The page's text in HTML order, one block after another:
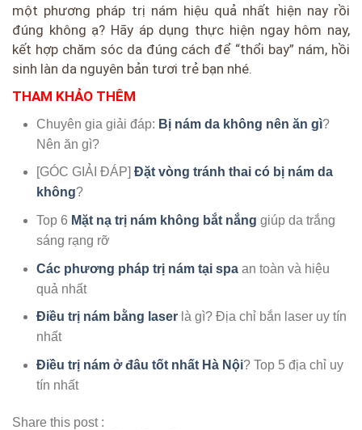
một phương pháp trị nám hiệu quả nhất hiện nay rồi
đúng không ạ? Hãy áp dụng thực hiện ngay hôm nay,
kết hợp chăm sóc da đúng cách để “thổi bay” nám, hồi
sinh làn da nguyên bản tươi trẻ bạn nhé.
THAM KHẢO THÊM
Chuyên gia giải đáp: Bị nám da không nên ăn gì?
Nên ăn gì?
[GÓC GIẢI ĐÁP] Đặt vòng tránh thai có bị nám da
không?
Top 6 Mặt nạ trị nám không bắt nắng giúp da trắng
sáng rạng rỡ
Các phương pháp trị nám tại spa an toàn và hiệu
quả nhất
Điều trị nám bằng laser là gì? Địa chỉ bắn laser uy tín
nhất
Điều trị nám ở đâu tốt nhất Hà Nội? Top 5 địa chỉ uy
tín nhất
Share this post :